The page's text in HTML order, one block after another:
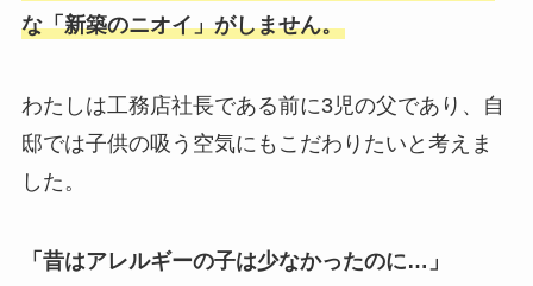
な「新築のニオイ」がしません。
わたしは工務店社長である前に3児の父であり、自
邸では子供の吸う空気にもこだわりたいと考えま
した。
「昔はアレルギーの子は少なかったのに…」